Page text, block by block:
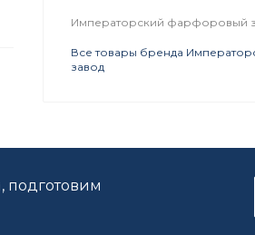
Императорский фарфоровый
Все товары бренда
завод
подготовим